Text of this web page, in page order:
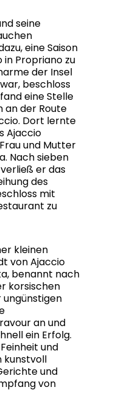
seine
eine Saison
in Propriano zu
der Insel
beschloss
eine Stelle
an der Route
Dort lernte
Ajaccio
und Mutter
Nach sieben
er das
des
mit
zu
kleinen
von Ajaccio
benannt nach
korsischen
ungünstigen
an und
ein Erfolg.
und
kunstvoll
und
von